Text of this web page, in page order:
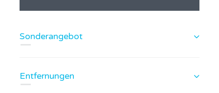
Sonderangebot
Entfernungen